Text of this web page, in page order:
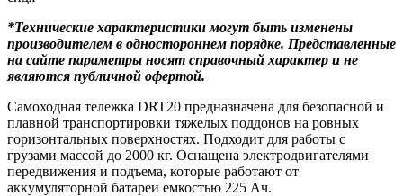
*Технические характеристики могут быть изменены
производителем в одностороннем порядке. Представленные
на сайте параметры носят справочный характер и не
являются публичной офертой.
Самоходная тележка DRT20 предназначена для безопасной и
плавной транспортировки тяжелых поддонов на ровных
горизонтальных поверхностях. Подходит для работы с
грузами массой до 2000 кг. Оснащена электродвигателями
передвижения и подъема, которые работают от
аккумуляторной батареи емкостью 225 Ач.